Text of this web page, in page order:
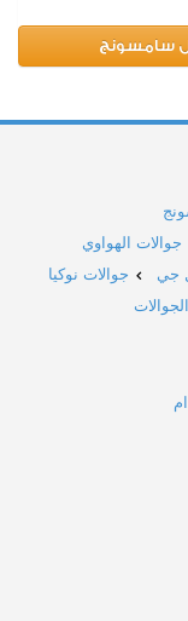
سامسونج
جوالات الهواوي
جي
جوالات نوكيا